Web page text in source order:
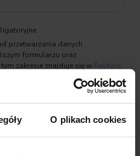
O plikach cookies
przetwarzania danych
formularzu oraz
zakresie znajduje się w Polityce